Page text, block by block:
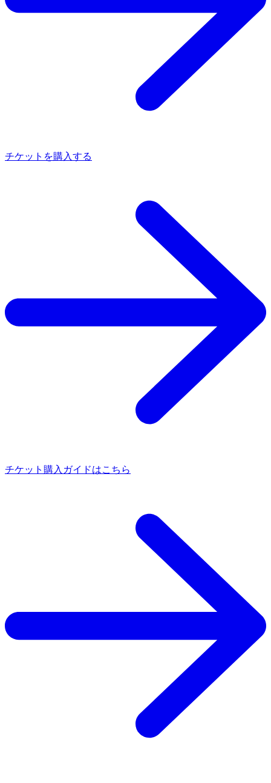
チケットを購入する
チケット購入ガイドはこちら